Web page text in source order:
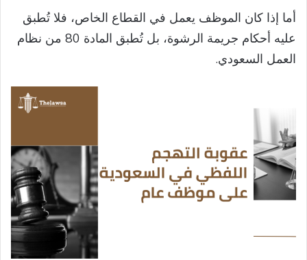
أما إذا كان الموظف يعمل في القطاع الخاص، فلا تُطبق
عليه أحكام جريمة الرشوة، بل تُطبق المادة 80 من نظام
العمل السعودي.